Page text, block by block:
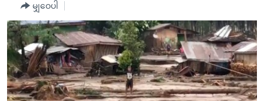
အကြောင်းအရာ
သို့
ကျော်
ကြည့်
ရန်
ပင်မ
အစ္စရေး-ပါလက်စတိုင်း
ရပ်ဝန်းတခု လမ်းတခု အလွန်
အင်္ဂလိပ်စာလေ့လာမယ်
အမေရိကန်သုံးအီဒီယံ
မကြေးမုံရဲ့ အင်္ဂလိပ်စာ
အပတ်စဉ်ကဏ္ဍများ
ရေဒီယို
ရေဒီယိုနှင့်ရုပ်သံ အချက်အလက်များ
မျှဝေပါ